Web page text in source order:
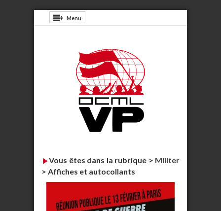
Menu
Vous êtes dans la rubrique > Militer
> Affiches et autocollants